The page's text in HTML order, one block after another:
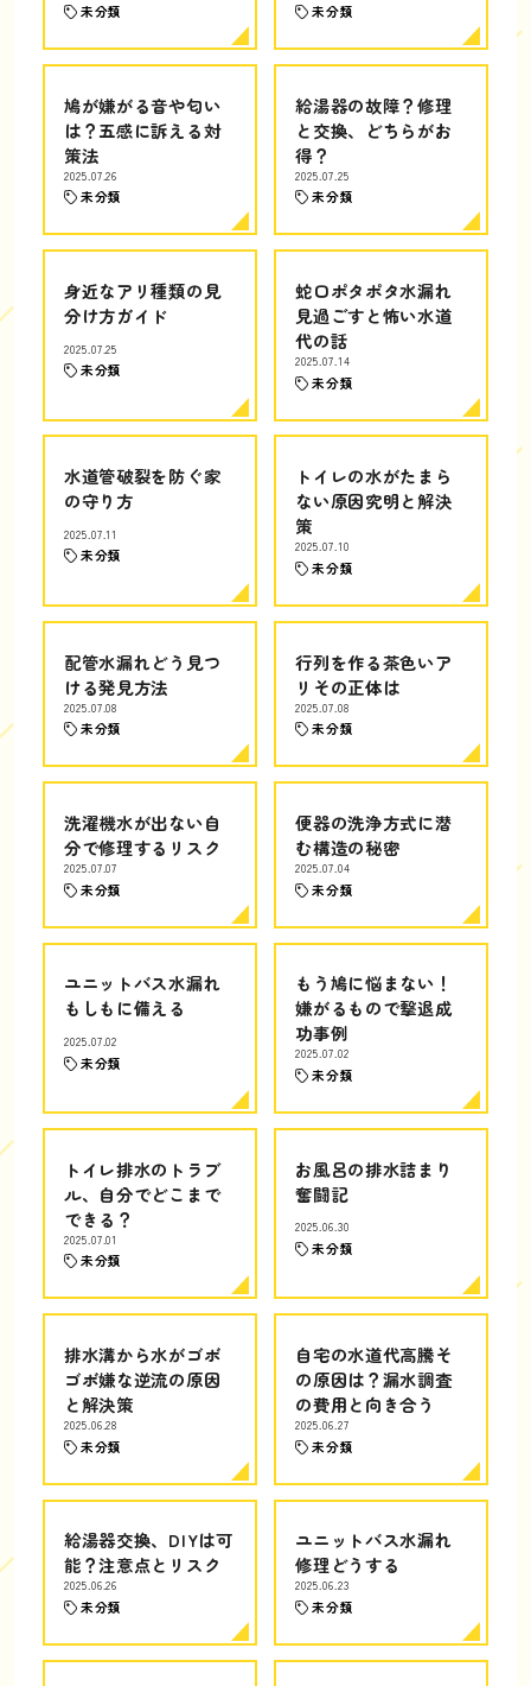
未分類 未分類
鳩が嫌がる音や匂い
は？五感に訴える対
策法
2025.07.26
未分類
給湯器の故障？修理
と交換、どちらがお
得？
2025.07.25
未分類
身近なアリ種類の見
分け方ガイド
2025.07.25
未分類
蛇口ポタポタ水漏れ
見過ごすと怖い水道
代の話
2025.07.14
未分類
水道管破裂を防ぐ家
の守り方
2025.07.11
未分類
トイレの水がたまら
ない原因究明と解決
策
2025.07.10
未分類
配管水漏れどう見つ
ける発見方法
2025.07.08
未分類
行列を作る茶色いア
リその正体は
2025.07.08
未分類
洗濯機水が出ない自
分で修理するリスク
2025.07.07
未分類
便器の洗浄方式に潜
む構造の秘密
2025.07.04
未分類
ユニットバス水漏れ
もしもに備える
2025.07.02
未分類
もう鳩に悩まない！
嫌がるもので撃退成
功事例
2025.07.02
未分類
トイレ排水のトラブ
ル、自分でどこまで
できる？
2025.07.01
未分類
お風呂の排水詰まり
奮闘記
2025.06.30
未分類
排水溝から水がゴボ
ゴボ嫌な逆流の原因
と解決策
2025.06.28
未分類
自宅の水道代高騰そ
の原因は？漏水調査
の費用と向き合う
2025.06.27
未分類
給湯器交換、DIYは可
能？注意点とリスク
2025.06.26
未分類
ユニットバス水漏れ
修理どうする
2025.06.23
未分類